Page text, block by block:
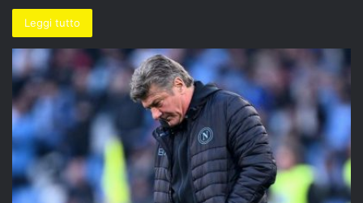
Leggi tutto